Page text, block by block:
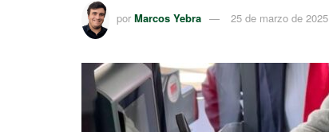
por Marcos Yebra 25 de marzo de 2025